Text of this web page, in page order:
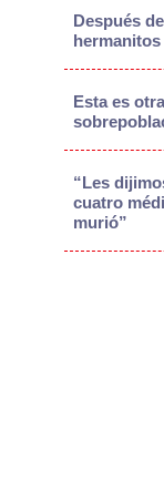
Después
Esta es
“Les
cuatro
murió”